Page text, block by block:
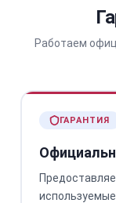
Работаем
ГАРАНТИЯ